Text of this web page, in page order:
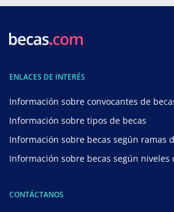
ENLACES DE INTERÉS
Información sobre convocantes de
Información sobre tipos de becas
Información sobre becas según ramas
Información sobre becas según niveles
CONTÁCTANOS